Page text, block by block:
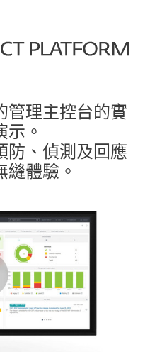
管理主控台的實
示。
防、偵測及回應
縫體驗。